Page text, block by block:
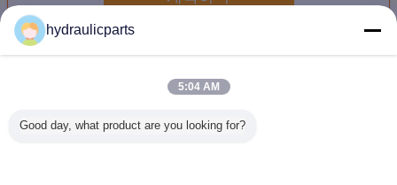
더 많은 것
hydraulicparts
5:04 AM
Good day, what product are you looking for?